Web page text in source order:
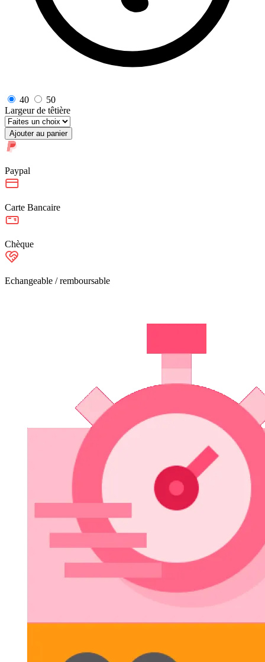
40
50
Largeur de têtière
Ajouter au panier
Paypal
Carte Bancaire
Chèque
Echangeable / remboursable